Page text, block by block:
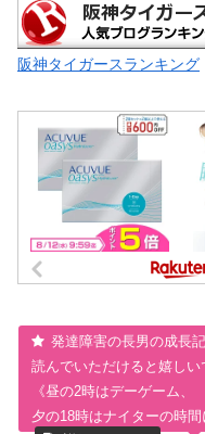
阪神タイガースランキング
発達障害の長男の成長
読んでいただけると嬉しい
《昼の2時はデーゲーム、
夕の18時はナイターの時間